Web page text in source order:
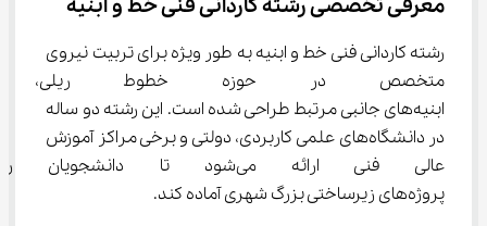
معرفی تخصصی رشته کاردانی فنی خط و ابنیه
رشته کاردانی فنی خط و ابنیه به طور ویژه برای تربیت نیروی
متخصص در حوزه خطوط
ابنیه‌های جانبی مرتبط طراحی شده است. این رشته دو ساله
در دانشگاه‌های علمی کاربردی، دولتی و برخی مراکز آموزش
عالی فنی ارائه می‌شود تا
پروژه‌های زیرساختی بزرگ شهری آماده کند.